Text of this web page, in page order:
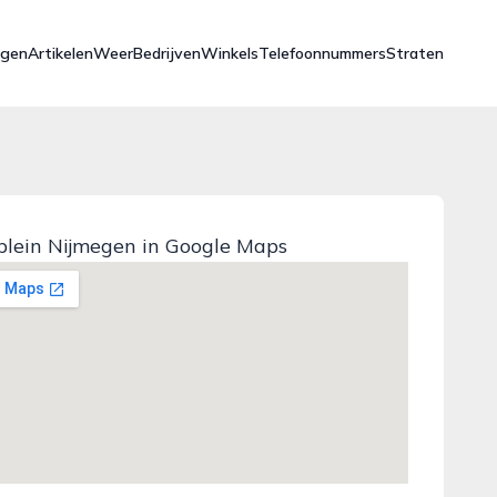
ArtikelenWeerBedrijvenWinkelsTelefoonnummersStraten
Nijmegen in Google Maps